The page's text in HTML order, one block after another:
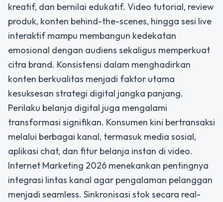
kreatif, dan bernilai edukatif. Video tutorial, review
produk, konten behind-the-scenes, hingga sesi live
interaktif mampu membangun kedekatan
emosional dengan audiens sekaligus memperkuat
citra brand. Konsistensi dalam menghadirkan
konten berkualitas menjadi faktor utama
kesuksesan strategi digital jangka panjang.
Perilaku belanja digital juga mengalami
transformasi signifikan. Konsumen kini bertransaksi
melalui berbagai kanal, termasuk media sosial,
aplikasi chat, dan fitur belanja instan di video.
Internet Marketing 2026 menekankan pentingnya
integrasi lintas kanal agar pengalaman pelanggan
menjadi seamless. Sinkronisasi stok secara real-